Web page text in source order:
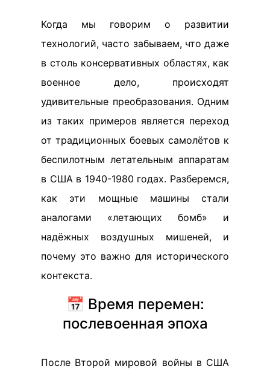
Когда мы говорим о развитии
технологий, часто забываем, что даже
в столь консервативных областях, как
военное дело, происходят
удивительные преобразования. Одним
из таких примеров является переход
от традиционных боевых самолётов к
беспилотным летательным аппаратам
в США в 1940-1980 годах. Разберемся,
как эти мощные машины стали
аналогами «летающих бомб» и
надёжных воздушных мишеней, и
почему это важно для исторического
контекста.
📅 Время перемен:
послевоенная эпоха
После Второй мировой войны в США